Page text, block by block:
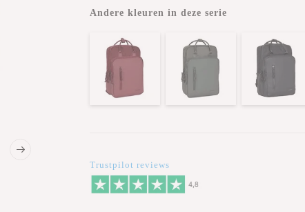
Andere kleuren in deze serie
Trustpilot reviews